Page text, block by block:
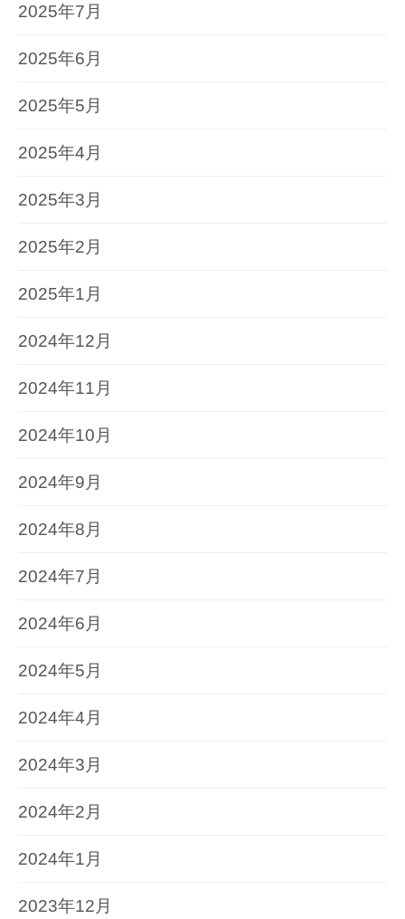
2025年7月
2025年6月
2025年5月
2025年4月
2025年3月
2025年2月
2025年1月
2024年12月
2024年11月
2024年10月
2024年9月
2024年8月
2024年7月
2024年6月
2024年5月
2024年4月
2024年3月
2024年2月
2024年1月
2023年12月